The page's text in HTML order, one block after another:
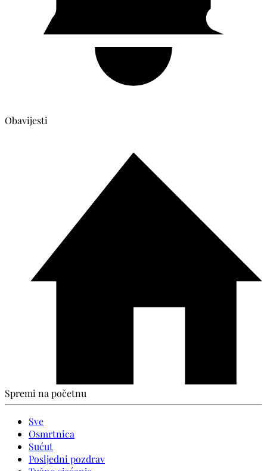
Obavijesti
Spremi na početnu
Sve
Osmrtnica
Sućut
Posljedni pozdrav